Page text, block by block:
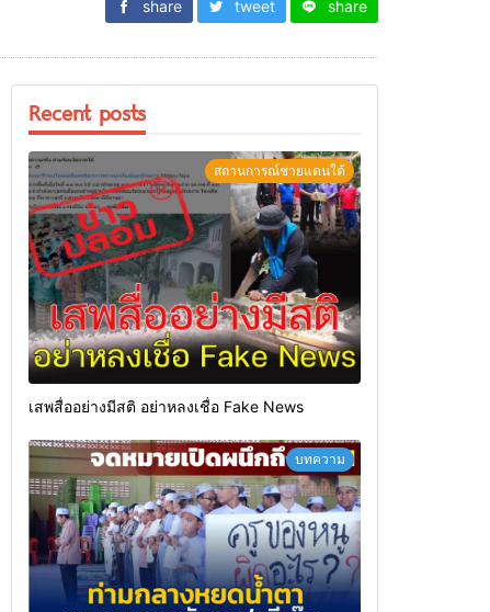
share tweet share
Recent posts
สถานการณ์ชายแดนใต้
เสพสื่ออย่างมีสติ อย่าหลงเชื่อ Fake News
บทความ